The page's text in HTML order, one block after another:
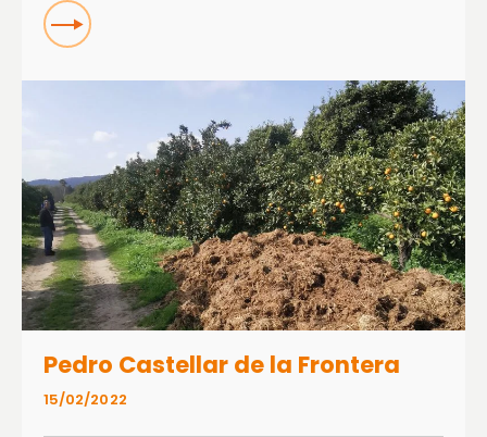
Read more about La ferme de Paco Bedoya
15/02/2022
Pedro Castellar de la Frontera